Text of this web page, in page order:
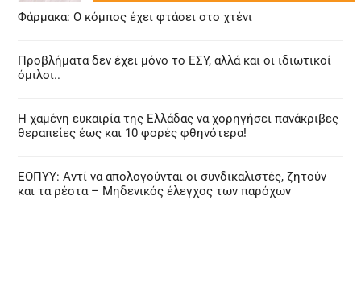
Φάρμακα: Ο κόμπος έχει φτάσει στο χτένι
Προβλήματα δεν έχει μόνο το ΕΣΥ, αλλά και οι ιδιωτικοί
όμιλοι..
Η χαμένη ευκαιρία της Ελλάδας να χορηγήσει πανάκριβες
θεραπείες έως και 10 φορές φθηνότερα!
ΕΟΠΥΥ: Αντί να απολογούνται οι συνδικαλιστές, ζητούν
και τα ρέστα – Μηδενικός έλεγχος των παρόχων